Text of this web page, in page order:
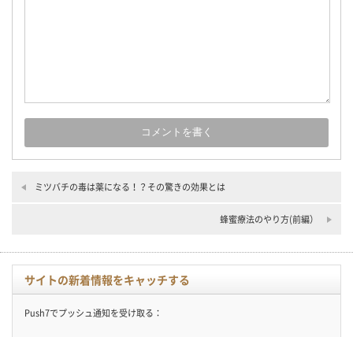
ミツバチの毒は薬になる！？その驚きの効果とは
蜂蜜療法のやり方(前編）
サイトの新着情報をキャッチする
Push7でプッシュ通知を受け取る：